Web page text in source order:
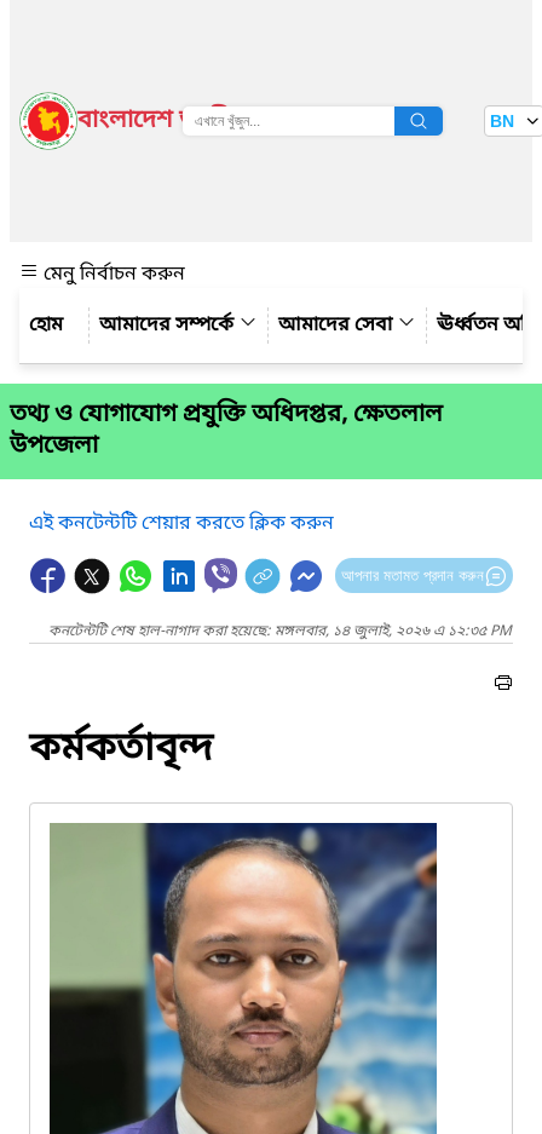
বাংলাদেশ জাতীয় তথ্য বাতায়ন BN
মেনু নির্বাচন করুন
আমাদের সম্পর্কে
আমাদের সেবা ঊর্ধ্বতন
তথ্য ও যোগাযোগ প্রযুক্তি অধিদপ্তর, ক্ষেতলাল
উপজেলা
এই কনটেন্টটি শেয়ার করতে ক্লিক করুন
আপনার মতামত প্রদান করুন
কনটেন্টটি শেষ হাল-নাগাদ করা হয়েছে: মঙ্গলবার, ১৪ জুলাই, ২০২৬ এ ১২:৩৫ PM
কর্মকর্তাবৃন্দ